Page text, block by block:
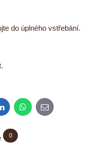
do úplného vstřebání.
LinkedInWhatsApp
E-
mail
0